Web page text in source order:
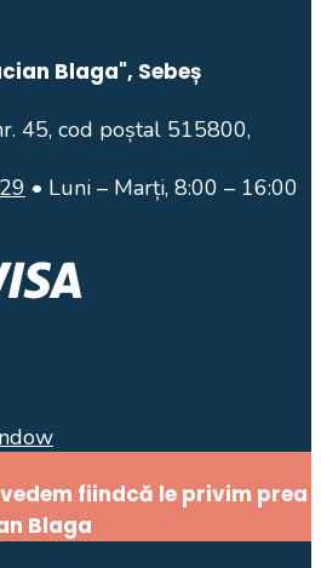
Blaga", Sebeș
45, cod poștal 515800,
• Luni – Marți, 8:00 – 16:00
fiindcă le privim prea
Blaga